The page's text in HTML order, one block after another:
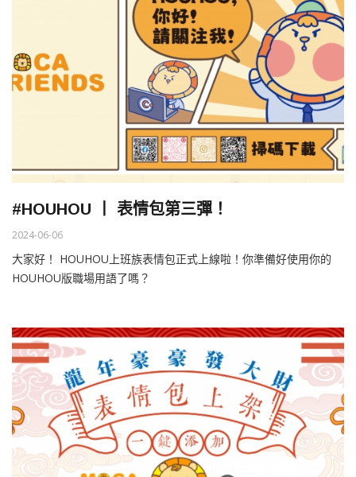
#HOUHOU 丨 表情包第三彈！
2024-06-06
大家好！ HOUHOU上班族表情包正式上線啦！你準備好使用你的
HOUHOU版職場用語了嗎？